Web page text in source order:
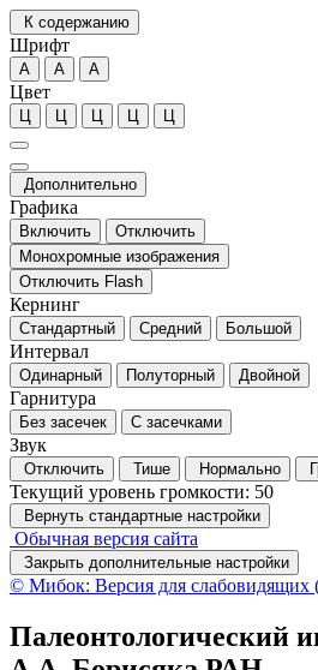
К содержанию
Шрифт
А А А
Цвет
Ц Ц Ц Ц Ц
Дополнительно
Графика
Включить
Отключить
Монохромные изображения
Отключить Flash
Кернинг
Стандартный Средний Большой
Интервал
Одинарный Полуторный Двойной
Гарнитура
Без засечек С засечками
Звук
Отключить Тише Нормально
Текущий уровень громкости: 50
Вернуть стандартные настройки
Обычная версия сайта
Закрыть дополнительные настройки
© Мибок: Версия для слабовидящих
Палеонтологический